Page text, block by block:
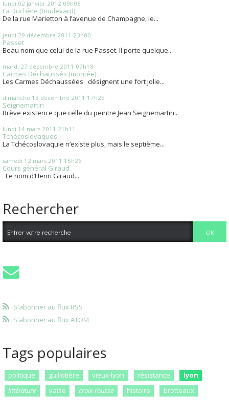
lundi 02 janvier 2012 09h06
La Duchère (boulevard)
De la rue Marietton à l’avenue de Champagne, le...
jeudi 29 décembre 2011 23h00
Passet
Beau nom que celui de la rue Passet. Il porte quelque...
mardi 27 décembre 2011 07h18
Carmes Déchaussés (montée)
Les Carmes Déchaussées désignent une fort jolie...
dimanche 18 décembre 2011 17h25
Seignemartin
Brève existence que celle du peintre Jean Seignemartin...
lundi 14 mars 2011 21h11
Tchécoslovaques
La Tchécoslovaquie n’existe plus, mais le septième...
samedi 12 mars 2011 15h26
Cours général Giraud
Le nom d’Henri Giraud...
Rechercher
S'abonner au flux RSS
S'abonner au flux ATOM
Tags populaires
politique guillotière vieux-lyon résistance
lyon
littérature
vaise croix-rousse histoire brotteaux